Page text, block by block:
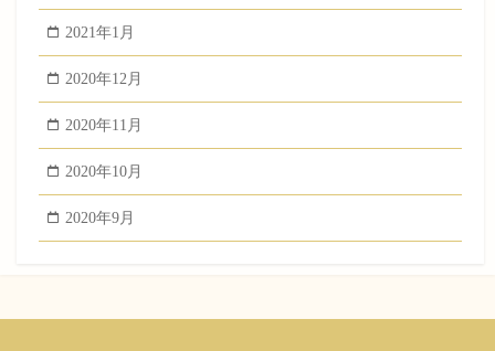
2021年1月
2020年12月
2020年11月
2020年10月
2020年9月